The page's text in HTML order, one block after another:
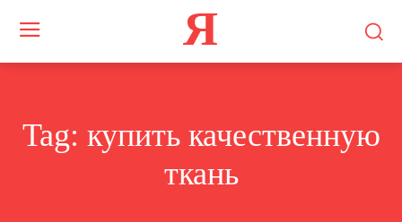
Я
Tag: купить качественную
ткань